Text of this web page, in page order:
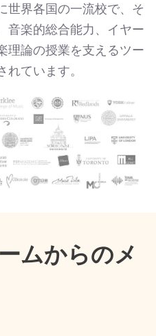
世界各国の一流校で、そ
音楽的総合能力、イヤー
理論の授業を支えるツー
れています。
ムからのメ